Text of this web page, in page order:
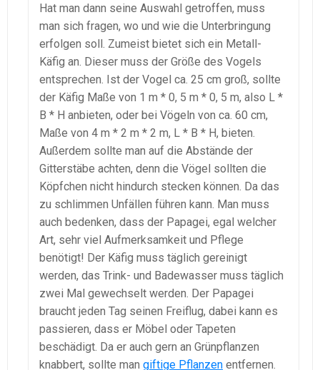
Hat man dann seine Auswahl getroffen, muss
man sich fragen, wo und wie die Unterbringung
erfolgen soll. Zumeist bietet sich ein Metall-
Käfig an. Dieser muss der Größe des Vogels
entsprechen. Ist der Vogel ca. 25 cm groß, sollte
der Käfig Maße von 1 m * 0, 5 m * 0, 5 m, also L *
B * H anbieten, oder bei Vögeln von ca. 60 cm,
Maße von 4 m * 2 m * 2 m, L * B * H, bieten.
Außerdem sollte man auf die Abstände der
Gitterstäbe achten, denn die Vögel sollten die
Köpfchen nicht hindurch stecken können. Da das
zu schlimmen Unfällen führen kann. Man muss
auch bedenken, dass der Papagei, egal welcher
Art, sehr viel Aufmerksamkeit und Pflege
benötigt! Der Käfig muss täglich gereinigt
werden, das Trink- und Badewasser muss täglich
zwei Mal gewechselt werden. Der Papagei
braucht jeden Tag seinen Freiflug, dabei kann es
passieren, dass er Möbel oder Tapeten
beschädigt. Da er auch gern an Grünpflanzen
knabbert, sollte man giftige Pflanzen entfernen.